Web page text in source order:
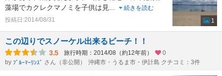
藻場でカクレクマノミを子供は見
続きを読む
投稿日:2014/08/31
1
この辺りでスノーケル出来るビーチ！！
3.5 旅行時期：2014/08（約12年前）
0
by ﾌﾞﾙｰﾏｰﾘﾝｽﾞ さん（非公開） 沖縄市・うるま市・伊計島 クチコミ：3件